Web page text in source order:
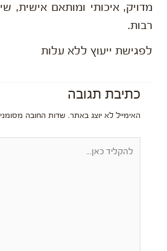
מדויק, איכותי ומותאם אישית,
רבות.
לפגישת ייעוץ ללא עלות
כתיבת תגובה
האימייל לא יוצג באתר. שדות החובה